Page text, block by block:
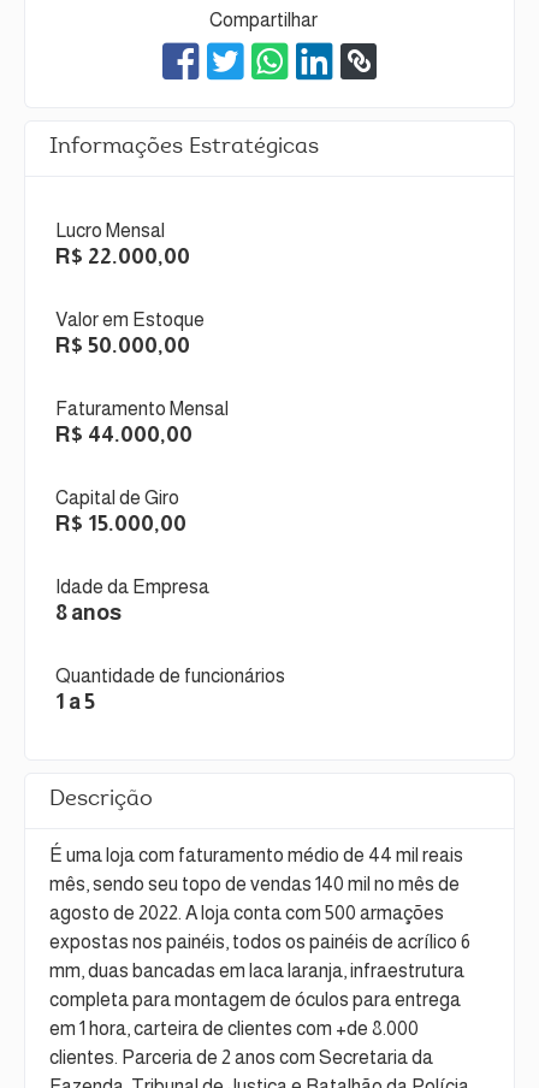
Compartilhar
Informações Estratégicas
Lucro Mensal
R$ 22.000,00
Valor em Estoque
R$ 50.000,00
Faturamento Mensal
R$ 44.000,00
Capital de Giro
R$ 15.000,00
Idade da Empresa
8 anos
Quantidade de funcionários
1 a 5
Descrição
É uma loja com faturamento médio de 44 mil reais
mês, sendo seu topo de vendas 140 mil no mês de
agosto de 2022. A loja conta com 500 armações
expostas nos painéis, todos os painéis de acrílico 6
mm, duas bancadas em laca laranja, infraestrutura
completa para montagem de óculos para entrega
em 1 hora, carteira de clientes com +de 8.000
clientes. Parceria de 2 anos com Secretaria da